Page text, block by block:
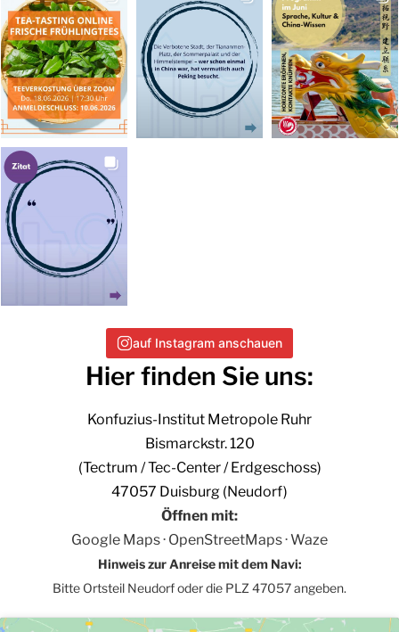
auf Instagram anschauen
Hier finden Sie uns:
Konfuzius-Institut Metropole Ruhr
Bismarckstr. 120
(Tectrum / Tec-Center / Erdgeschoss)
47057 Duisburg (Neudorf)
Öffnen mit:
Google Maps· OpenStreetMaps·Waze
Hinweis zur Anreise mit dem Navi:
Bitte Ortsteil Neudorf oder die PLZ 47057 angeben.